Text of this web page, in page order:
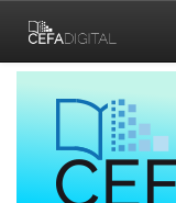
navigation